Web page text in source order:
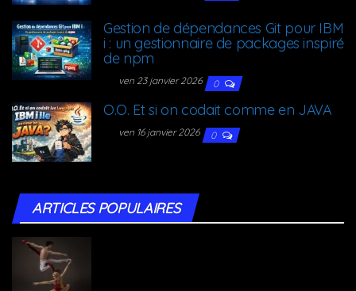
Ges­tion de dépen­dances Git pour IBM
i : un ges­tion­naire de packages ins­pi­ré
de npm
ven 23 janvier 2026 0
O.O. Et si on codait comme en JAVA
ven 16 janvier 2026 0
ARTICLES POPU­LAIRES